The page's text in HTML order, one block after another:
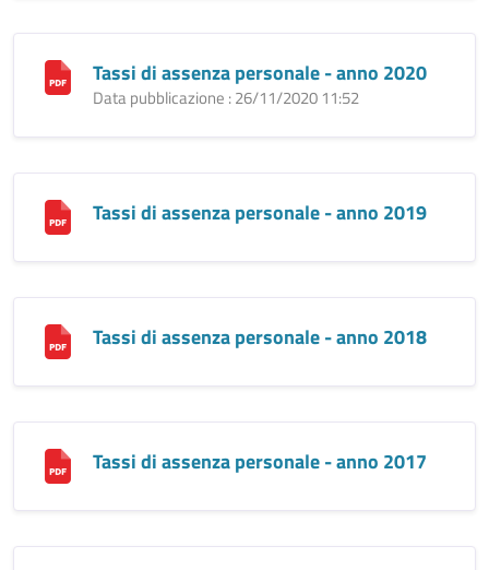
Tassi di assenza personale - anno 2020
Data pubblicazione : 26/11/2020 11:52
Tassi di assenza personale - anno 2019
Tassi di assenza personale - anno 2018
Tassi di assenza personale - anno 2017